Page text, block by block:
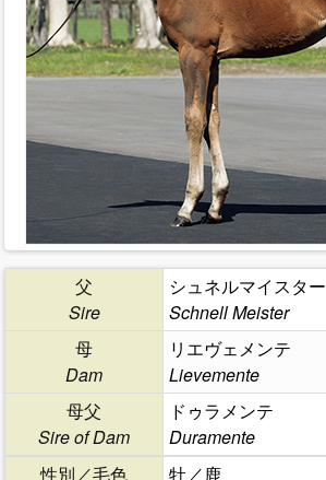
父
Sire
シュネルマイスター
Schnell Meister
母
Dam
リエヴェメンテ
Lievemente
母父
Sire of Dam
ドゥラメンテ
Duramente
性別／毛色
牡／鹿